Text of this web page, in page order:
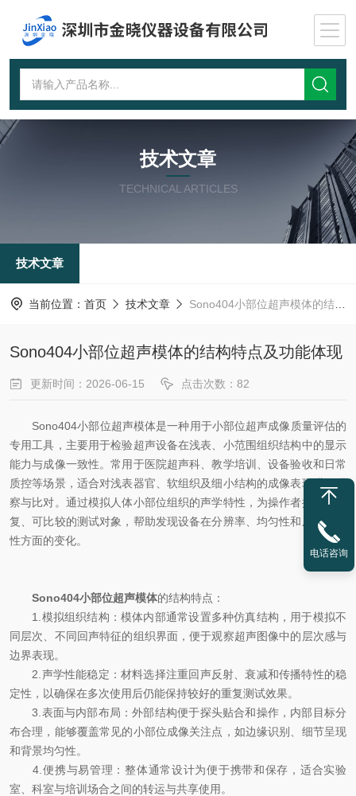
技术文章
TECHNICAL ARTICLES
技术文章
当前位置： 首页 技术文章 Sono404小部位超声模体的结构特点及功能体现
Sono404小部位超声模体的结构特点及功能体现
更新时间：2026-06-15 点击次数：82
Sono404小部位超声模体是一种用于小部位超声成像质量评估的
专用工具，主要用于检验超声设备在浅表、小范围组织结构中的显示
能力与成像一致性。常用于医院超声科、教学培训、设备验收和日常
质控等场景，适合对浅表器官、软组织及细小结构的成像表现进行观
察与比对。通过模拟人体小部位组织的声学特性，为操作者提供可重
复、可比较的测试对象，帮助发现设备在分辨率、均匀性和成像稳定
性方面的变化。
Sono404小部位超声模体的结构特点：
1.模拟组织结构：模体内部通常设置多种仿真结构，用于模拟不
同层次、不同回声特征的组织界面，便于观察超声图像中的层次感与
边界表现。
2.声学性能稳定：材料选择注重回声反射、衰减和传播特性的稳
定性，以确保在多次使用后仍能保持较好的重复测试效果。
3.表面与内部布局：外部结构便于探头贴合和操作，内部目标分
布合理，能够覆盖常见的小部位成像关注点，如边缘识别、细节呈现
和背景均匀性。
4.便携与易管理：整体通常设计为便于携带和保存，适合实验
室、科室与培训场合之间的转运与共享使用。
电话咨询